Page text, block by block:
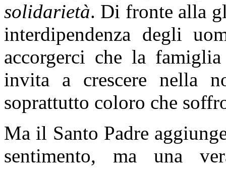
solidarietà. Di fronte alla
interdipendenza degli
accorgerci che la
invita a crescere nella
soprattutto coloro che
Ma il Santo Padre
sentimento, ma una